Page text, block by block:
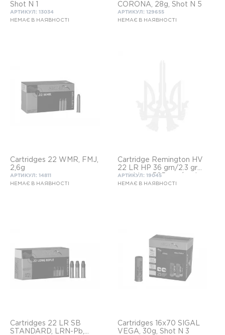
Shot N 1
АРТИКУЛ: 13034
НЕМАЄ В НАЯВНОСТІ
CORONA, 28g, Shot N 5
АРТИКУЛ: 129655
НЕМАЄ В НАЯВНОСТІ
Cartridges 22 WMR, FMJ,
2,6g
АРТИКУЛ: 14811
НЕМАЄ В НАЯВНОСТІ
Cartridge Remington HV
22 LR HP 36 grn/2.3 gr
cartridge, 525 pcs/pack
АРТИКУЛ: 19045
НЕМАЄ В НАЯВНОСТІ
Cartridges 22 LR SB
STANDARD, LRN-Pb,
Cartridges 16х70 SIGAL
VEGA, 30g, Shot N 3